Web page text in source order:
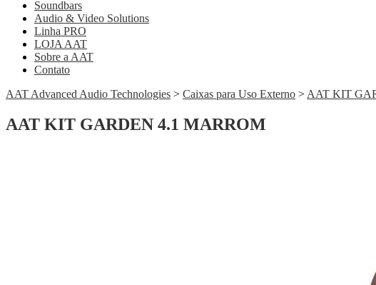
Soundbars
Audio & Video Solutions
Linha PRO
LOJA AAT
Sobre a AAT
Contato
AAT Advanced Audio Technologies > Caixas para Uso Externo > AAT KIT
AAT KIT GARDEN 4.1 MARROM